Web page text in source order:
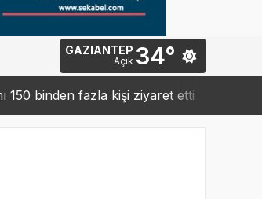
GAZIANTEP
Açık 34°
fazla kişi ziyaret etti 19:42